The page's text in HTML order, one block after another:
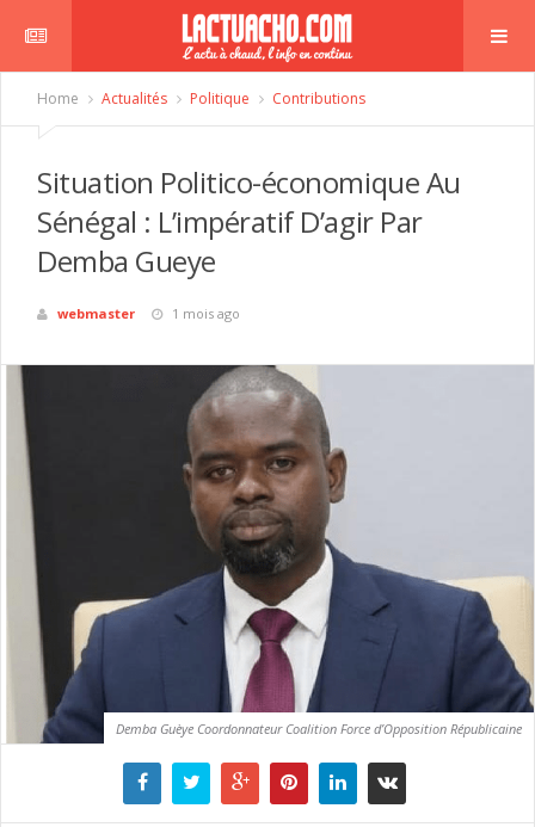
Home Actualités Politique Contributions
Situation Politico-économique Au
Sénégal : L’impératif D’agir Par
Demba Gueye
webmaster 1 mois ago
Demba Guèye Coordonnateur Coalition Force d’Opposition Républicaine